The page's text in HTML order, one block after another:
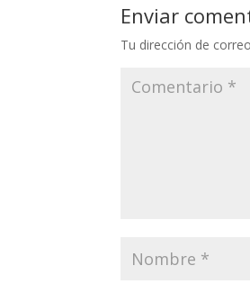
Enviar
Tu dirección de